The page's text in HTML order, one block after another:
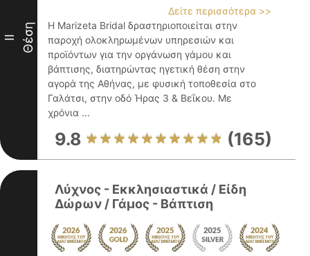
II Θέση
Δείτε περισσότερα >>
Η Marizeta Bridal δραστηριοποιείται στην
παροχή ολοκληρωμένων υπηρεσιών και
προϊόντων για την οργάνωση γάμου και
βάπτισης, διατηρώντας ηγετική θέση στην
αγορά της Αθήνας, με φυσική τοποθεσία στο
Γαλάτσι, στην οδό Ήρας 3 & Βεΐκου. Με
χρόνια ...
9.8 (165)
Λύχνος - Εκκλησιαστικά / Είδη
Δώρων / Γάμος - Βάπτιση